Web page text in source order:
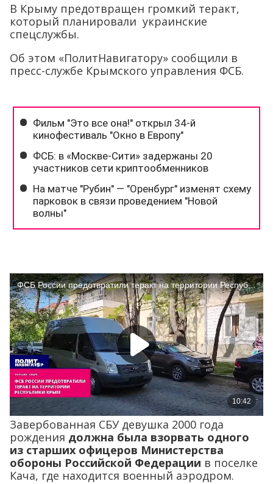
В Крыму предотвращен громкий теракт,
который планировали украинские
спецслужбы.
Об этом «ПолитНавигатору» сообщили в
пресс-службе Крымского управления ФСБ.
Завербованная СБУ девушка 2000 года
рождения должна была взорвать одного
из старших офицеров Министерства
обороны Российской Федерации в поселке
Кача, где находится военный аэродром.